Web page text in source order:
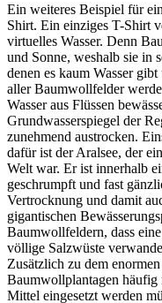
Ein weiteres Beispiel für
Shirt. Ein einziges T-Shirt
virtuelles Wasser. Denn
und Sonne, weshalb sie in
denen es kaum Wasser
aller Baumwollfelder
Wasser aus Flüssen
Grundwasserspiegel der
zunehmend austrocken.
dafür ist der Aralsee, der
Welt war. Er ist innerhalb
geschrumpft und fast
Vertrocknung und damit
gigantischen
Baumwollfeldern, dass
völlige Salzwüste
Zusätzlich zu dem
Baumwollplantagen häufig
Mittel eingesetzt werden